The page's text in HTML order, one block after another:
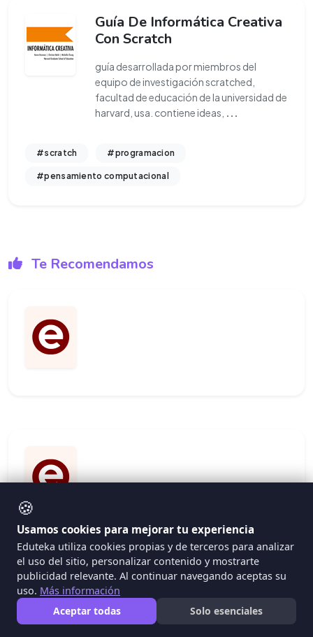
Guía De Informática Creativa
Con Scratch
guía desarrollada por miembros del
equipo de investigación scratched,
facultad de educación de la universidad de
harvard, usa. contiene ideas,
#scratch #programacion
#pensamiento computacional
Te Recomendamos
Conozca Mejor Los Nets-S:
Creatividad E Innovación
🍪
Usamos cookies para mejorar tu experiencia
Eduteka utiliza cookies propias y de terceros para analizar
el uso del sitio, personalizar contenido y mostrarte
publicidad relevante. Al continuar navegando aceptas su
uso. Más información
Aceptar todas
Solo esenciales